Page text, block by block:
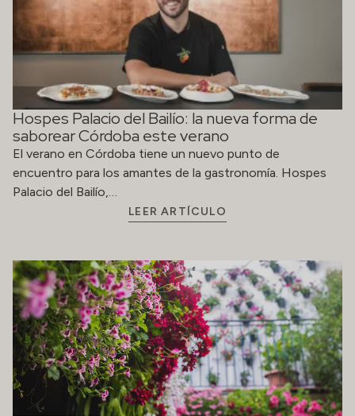
Hospes Palacio del Bailío: la nueva forma de
saborear Córdoba este verano
El verano en Córdoba tiene un nuevo punto de
encuentro para los amantes de la gastronomía. Hospes
Palacio del Bailío,…
LEER ARTÍCULO